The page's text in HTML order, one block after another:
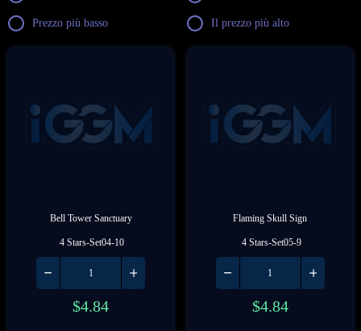
Prezzo più basso Il prezzo più alto
Bell Tower Sanctuary
4 Stars-Set04-10
$4.84
Flaming Skull Sign
4 Stars-Set05-9
$4.84